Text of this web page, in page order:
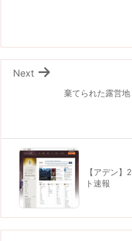
棄てられた露営
Next
【アデン
ト速報